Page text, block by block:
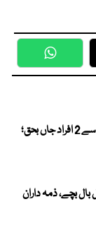
بارشوں کی تباہی؛ قصور میں چھتیں گرنے سے 2 افراد جاں بحق؛
سے بال بال بچے، ذمہ داران